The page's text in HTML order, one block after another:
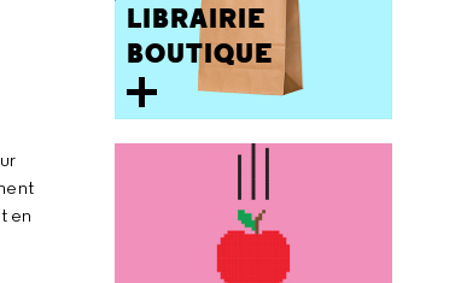
en
LIBRAIRIE
BOUTIQUE